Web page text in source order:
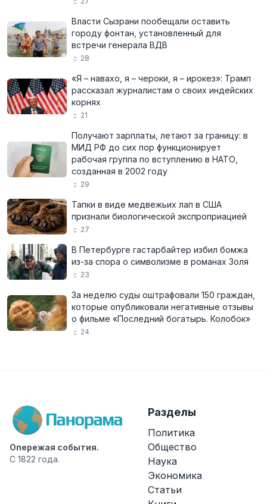
Власти Сызрани пообещали оставить
городу фонтан, установленный для
встречи генерала ВДВ
28
«Я – навахо, я – чероки, я – ирокез»: Трамп
рассказал журналистам о своих индейских
корнях
21
Получают зарплаты, летают за границу: в
МИД РФ до сих пор функционирует
рабочая группа по вступлению в НАТО,
созданная в 2002 году
29
Тапки в виде медвежьих лап в США
признали биологической экспроприацией
27
В Петербурге гастарбайтер избил бомжа
из-за спора о символизме в романах Золя
23
За неделю суды оштрафовали 150 граждан,
которые опубликовали негативные отзывы
о фильме «Последний богатырь. Колобок»
24
Опережая события.
С 1822 года.
Разделы
Политика
Общество
Наука
Экономика
Статьи